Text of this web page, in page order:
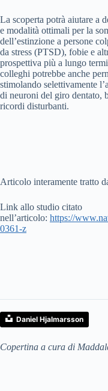
La scoperta potrà aiutare a
e modalità ottimali per la
dell’estinzione a persone
da stress (PTSD), fobie e
prospettiva più a lungo
colleghi potrebbe anche
stimolando selettivamente
di neuroni del giro dentato,
ricordi disturbanti.
Articolo interamente tratto
Link allo studio citato
nell’articolo: https://
0361-z
Daniel Hjalmarsson
Copertina a cura di